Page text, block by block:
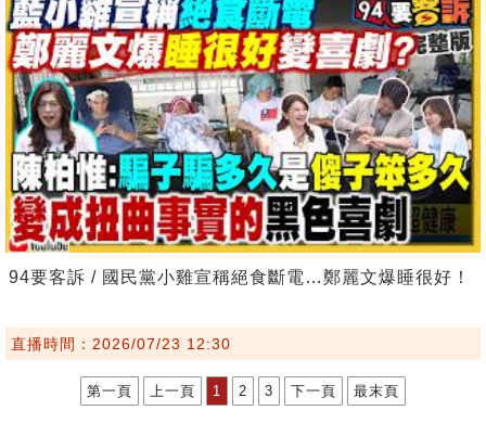
94要客訴 / 國民黨小雞宣稱絕食斷電…鄭麗文爆睡很好！
直播時間：2026/07/23 12:30
第一頁 上一頁 1 2 3 下一頁 最末頁